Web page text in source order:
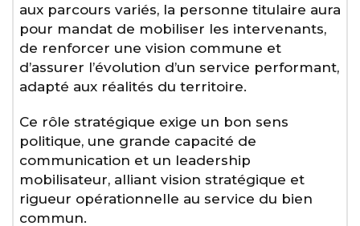
aux parcours variés, la personne titulaire aura
pour mandat de mobiliser les intervenants,
de renforcer une vision commune et
d’assurer l’évolution d’un service performant,
adapté aux réalités du territoire.
Ce rôle stratégique exige un bon sens
politique, une grande capacité de
communication et un leadership
mobilisateur, alliant vision stratégique et
rigueur opérationnelle au service du bien
commun.